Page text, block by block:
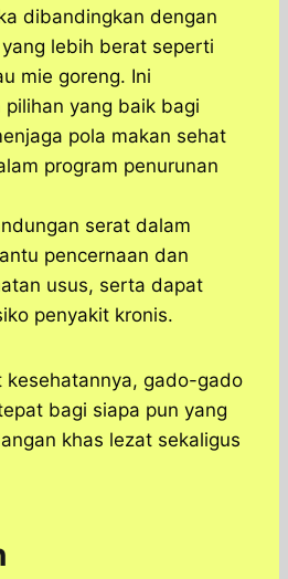
dibandingkan dengan
lebih berat seperti
mie goreng. Ini
pilihan yang baik bagi
pola makan sehat
program penurunan
serat dalam
pencernaan dan
usus, serta dapat
penyakit kronis.
kesehatannya, gado-gado
bagi siapa pun yang
khas lezat sekaligus